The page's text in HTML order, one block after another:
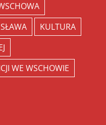
KULTURA
WE WSCHOWIE